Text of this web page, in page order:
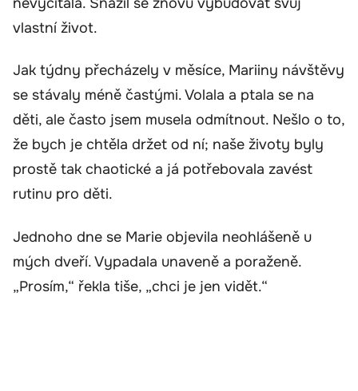
vlastní život.
Jak týdny přecházely v měsíce, Mariiny návštěvy
se stávaly méně častými. Volala a ptala se na
děti, ale často jsem musela odmítnout. Nešlo o to,
že bych je chtěla držet od ní; naše životy byly
prostě tak chaotické a já potřebovala zavést
rutinu pro děti.
Jednoho dne se Marie objevila neohlášeně u
mých dveří. Vypadala unaveně a poraženě.
„Prosím,“ řekla tiše, „chci je jen vidět.“